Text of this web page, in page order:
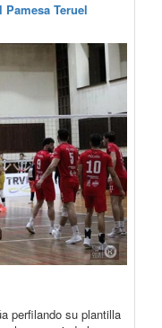
Teruel
su plantilla